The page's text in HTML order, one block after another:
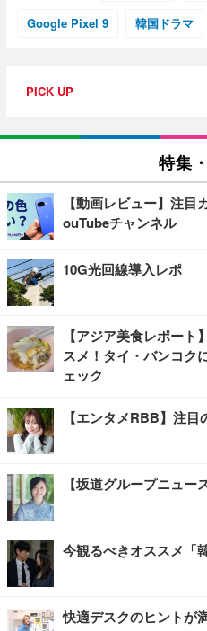
Google Pixel 9 韓国ドラマ
PICK UP
特集
【動画レビュー】注
ouTubeチャンネル
10G光回線導入レポ
【アジア美食レポー
スメ！タイ・バンコク
ェック
【エンタメRBB】注
【坂道グループニュ
今観るべきオススメ「
快適デスクのヒントが